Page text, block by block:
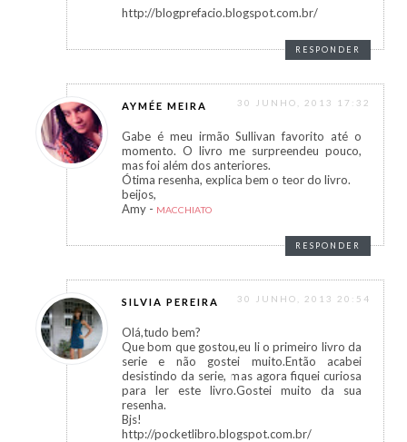
http://blogprefacio.blogspot.com.br/
RESPONDER
AYMÉE MEIRA 30 JUNHO, 2013 17:32
Gabe é meu irmão Sullivan favorito até o
momento. O livro me surpreendeu pouco,
mas foi além dos anteriores.
Ótima resenha, explica bem o teor do livro.
beijos,
Amy - MACCHIATO
RESPONDER
SILVIA PEREIRA 30 JUNHO, 2013 20:54
Olá,tudo bem?
Que bom que gostou,eu li o primeiro livro da
serie e não gostei muito.Então acabei
desistindo da serie, mas agora fiquei curiosa
para ler este livro.Gostei muito da sua
resenha.
Bjs!
http://pocketlibro.blogspot.com.br/